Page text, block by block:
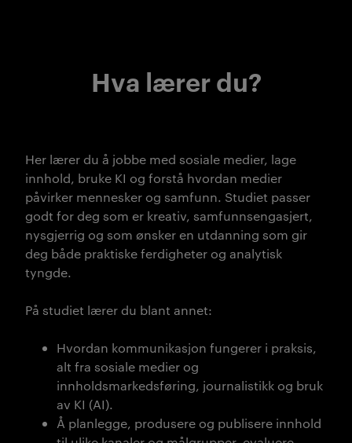
Hva lærer du?
Her lærer du å jobbe med sosiale medier, lage
innhold, bruke KI og forstå hvordan medier
påvirker mennesker og samfunn. Studiet passer
godt for deg som er kreativ, samfunnsengasjert,
nysgjerrig og som ønsker en utdanning som gir
deg både praktiske ferdigheter og analytisk
tyngde.
På studiet lærer du blant annet:
Hvordan kommunikasjon fungerer i praksis,
alt fra sosiale medier og
innholdsmarkedsføring, journalistikk og bruk
av KI (AI).
Å planlegge, produsere og publisere innhold